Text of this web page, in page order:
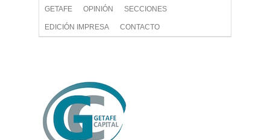
GETAFE OPINIÓN SECCIONES
EDICIÓN IMPRESA CONTACTO